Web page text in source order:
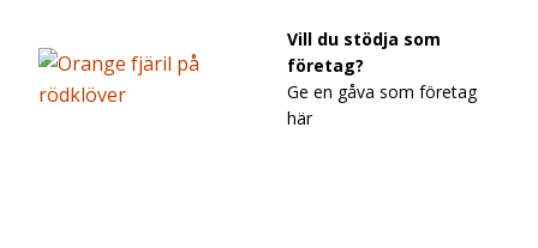
Vill du stödja som
företag?
Ge en gåva som företag
här